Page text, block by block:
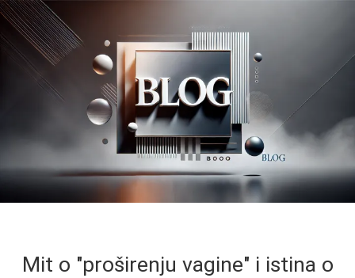
Mit o "proširenju vagine" i istina o